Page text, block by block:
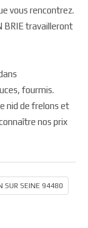
vous rencontrez.
BRIE travailleront
fourmis.
nid de frelons et
nos prix
SEINE 94480